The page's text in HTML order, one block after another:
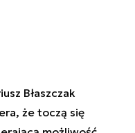
Błaszczak
że toczą się